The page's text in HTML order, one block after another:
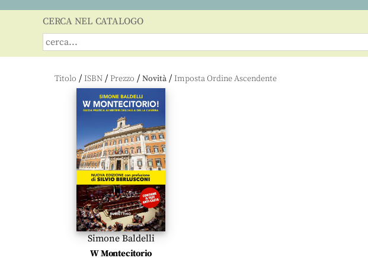
CERCA NEL CATALOGO
Titolo / ISBN / Prezzo / Novità /
Simone Baldelli
W Montecitorio